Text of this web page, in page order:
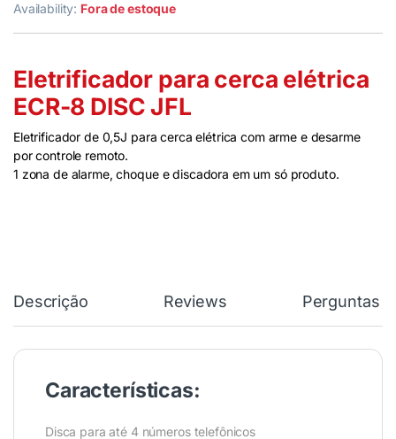
Availability: Fora de estoque
Eletrificador para cerca elétrica
ECR-8 DISC JFL
Eletrificador de 0,5J para cerca elétrica com arme e desarme
por controle remoto.
1 zona de alarme, choque e discadora em um só produto.
Descrição Reviews Perguntas
Características:
Disca para até 4 números telefônicos